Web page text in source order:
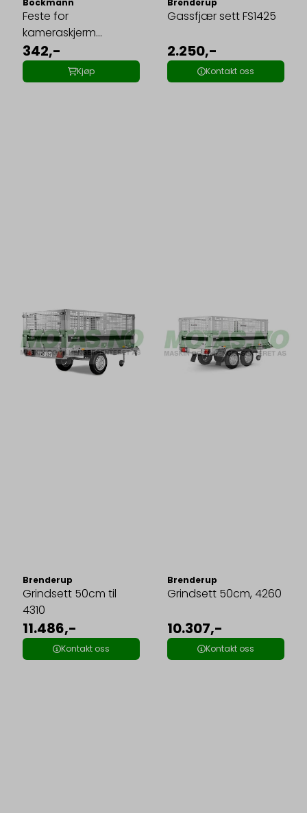
Böckmann
Feste for
kameraskjerm
Böckmann
342,-
Kjøp
Brenderup
Gassfjær sett FS1425
2.250,-
Kontakt oss
Brenderup
Grindsett 50cm til
4310
11.486,-
Kontakt oss
Brenderup
Grindsett 50cm, 4260
10.307,-
Kontakt oss